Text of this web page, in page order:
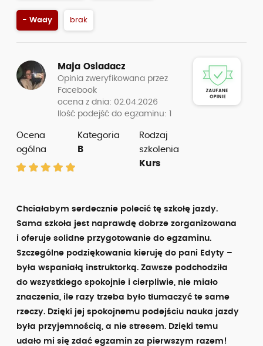
- Wady brak
Maja Osiadacz
Opinia zweryfikowana przez
Facebook
ocena z dnia: 02.04.2026
Ilość podejść do egzaminu: 1
Ocena
ogólna
Kategoria
B
Rodzaj
szkolenia
Kurs
Chciałabym serdecznie polecić tę szkołę jazdy.
Sama szkoła jest naprawdę dobrze zorganizowana
i oferuje solidne przygotowanie do egzaminu.
Szczególne podziękowania kieruję do pani Edyty –
była wspaniałą instruktorką. Zawsze podchodziła
do wszystkiego spokojnie i cierpliwie, nie miało
znaczenia, ile razy trzeba było tłumaczyć te same
rzeczy. Dzięki jej spokojnemu podejściu nauka jazdy
była przyjemnością, a nie stresem. Dzięki temu
udało mi się zdać egzamin za pierwszym razem!